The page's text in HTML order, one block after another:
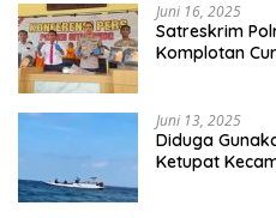
Juni 16, 2025
Satreskrim
Komplotan
Juni 13, 2025
Diduga
Ketupat